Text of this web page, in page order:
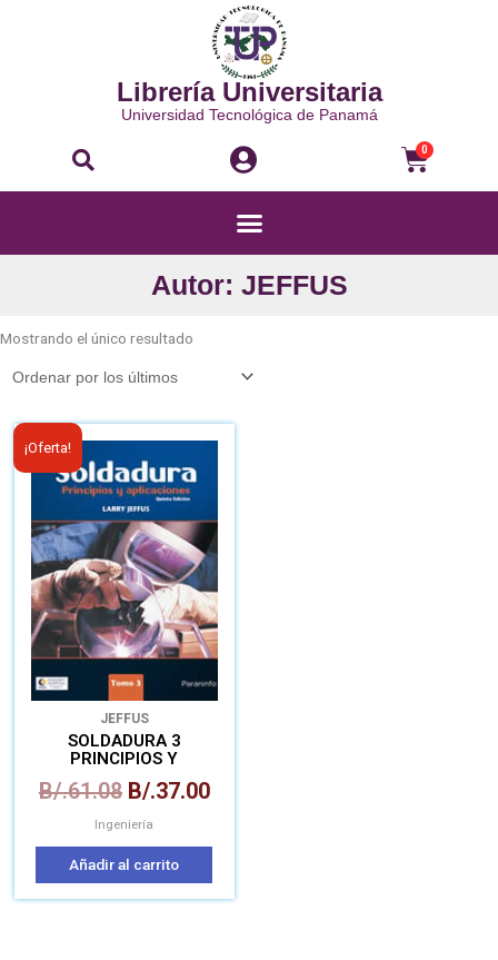
Librería Universitaria
Universidad Tecnológica de Panamá
Buscar 0
Menú
Autor: JEFFUS
Mostrando el único resultado
¡Oferta!
JEFFUS
SOLDADURA 3
PRINCIPIOS Y
B/.61.08
El
precio
original
era:
B/.61.08.
B/.37.00
El
es:
B/.37.00.
Ingeniería
Añadir al carrito